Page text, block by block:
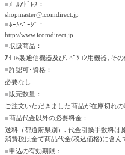
■ﾒｰﾙｱﾄﾞﾚｽ：
shopmaster@icomdirect.jp
■ﾎｰﾑﾍﾟｰｼﾞ：
http://www.icomdirect.jp
■取扱商品：
ｱｲｺﾑ製通信機器及び､ﾊﾟｿｺﾝ用機器､そ
■許認可･資格：
必要なし
■販売数量：
ご注文いただきました商品が在庫切れ
■商品代金以外の必要料金：
送料（都道府県別）､代金引換手数料は
消費税は全て商品代金(税込価格)に含ん
■申込の有効期限：